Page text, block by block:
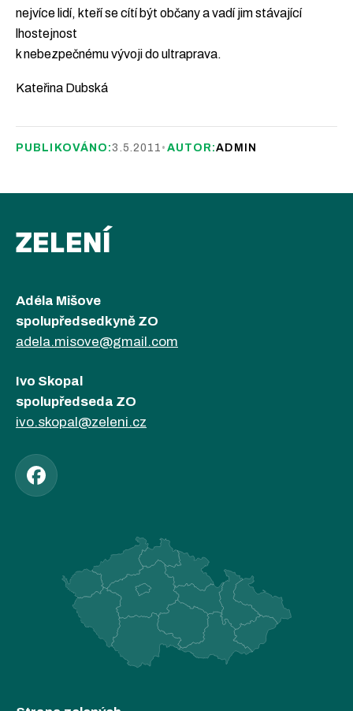
nejvíce lidí, kteří se cítí být občany a vadí jim stávající
lhostejnost
k nebezpečnému vývoji do ultraprava.
Kateřina Dubská
PUBLIKOVÁNO:3.5.2011 • AUTOR:ADMIN
ZELENÍ
Adéla Mišove
spolupředsedkyně ZO
adela.misove@gmail.com
Ivo Skopal
spolupředseda ZO
ivo.skopal@zeleni.cz